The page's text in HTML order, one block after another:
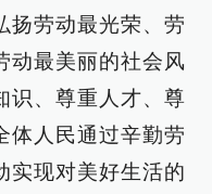
扬劳动最光荣、劳
动最美丽的社会风
识、尊重人才、尊
体人民通过辛勤劳
实现对美好生活的